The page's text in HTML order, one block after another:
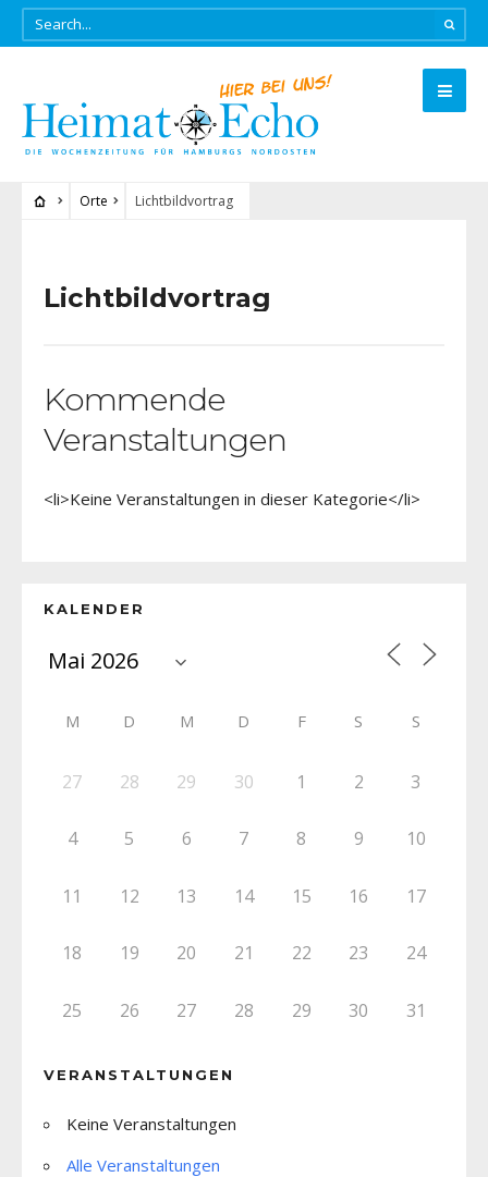
Orte Lichtbildvortrag
Lichtbildvortrag
Kommende
Veranstaltungen
<li>Keine Veranstaltungen in dieser Kategorie</li>
KALENDER
M D M D F S S
27 28 29 30 1 2 3
4 5 6 7 8 9 10
11 12 13 14 15 16 17
18 19 20 21 22 23 24
25 26 27 28 29 30 31
VERANSTALTUNGEN
Keine Veranstaltungen
Alle Veranstaltungen